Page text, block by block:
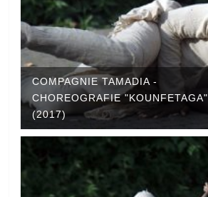
COMPAGNIE TAMADIA -
CHOREOGRAFIE "KOUNFETAGA"
(2017)